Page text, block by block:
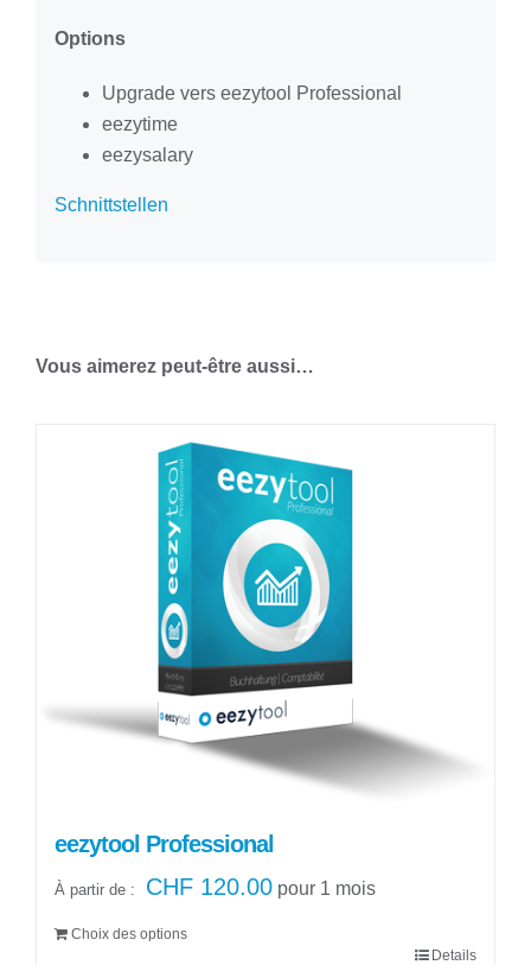
Options
Upgrade vers eezytool Professional
eezytime
eezysalary
Schnittstellen
Vous aimerez peut-être aussi…
eezytool Professional
À partir de : CHF 120.00 pour 1 mois
Choix des options
Details